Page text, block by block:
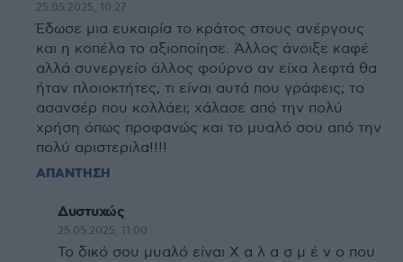
25.05.2025, 10:27
Έδωσε μια ευκαιρία το κράτος στους ανέργους
και η κοπέλα το αξιοποίησε. Άλλος άνοιξε καφέ
αλλά συνεργείο άλλος φούρνο αν είχα λεφτά θα
ήταν πλοιοκτήτες, τι είναι αυτά που γράφεις; το
ασανσέρ που κολλάει; χάλασε από την πολύ
χρήση όπως προφανώς και το μυαλό σου από την
πολύ αριστεριλα!!!!
ΑΠΑΝΤΗΣΗ
Δυστυχώς
25.05.2025, 11:00
Το δικό σου μυαλό είναι Χ α λ α σ μ έ ν ο που